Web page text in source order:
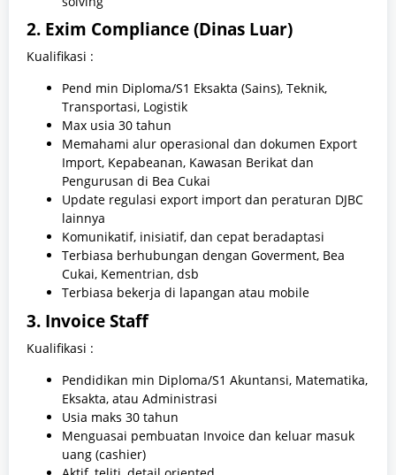
2. Exim Compliance (Dinas Luar)
Kualifikasi :
Pend min Diploma/S1 Eksakta (Sains), Teknik,
Transportasi, Logistik
Max usia 30 tahun
Memahami alur operasional dan dokumen Export
Import, Kepabeanan, Kawasan Berikat dan
Pengurusan di Bea Cukai
Update regulasi export import dan peraturan DJBC
lainnya
Komunikatif, inisiatif, dan cepat beradaptasi
Terbiasa berhubungan dengan Goverment, Bea
Cukai, Kementrian, dsb
Terbiasa bekerja di lapangan atau mobile
3. Invoice Staff
Kualifikasi :
Pendidikan min Diploma/S1 Akuntansi, Matematika,
Eksakta, atau Administrasi
Usia maks 30 tahun
Menguasai pembuatan Invoice dan keluar masuk
uang (cashier)